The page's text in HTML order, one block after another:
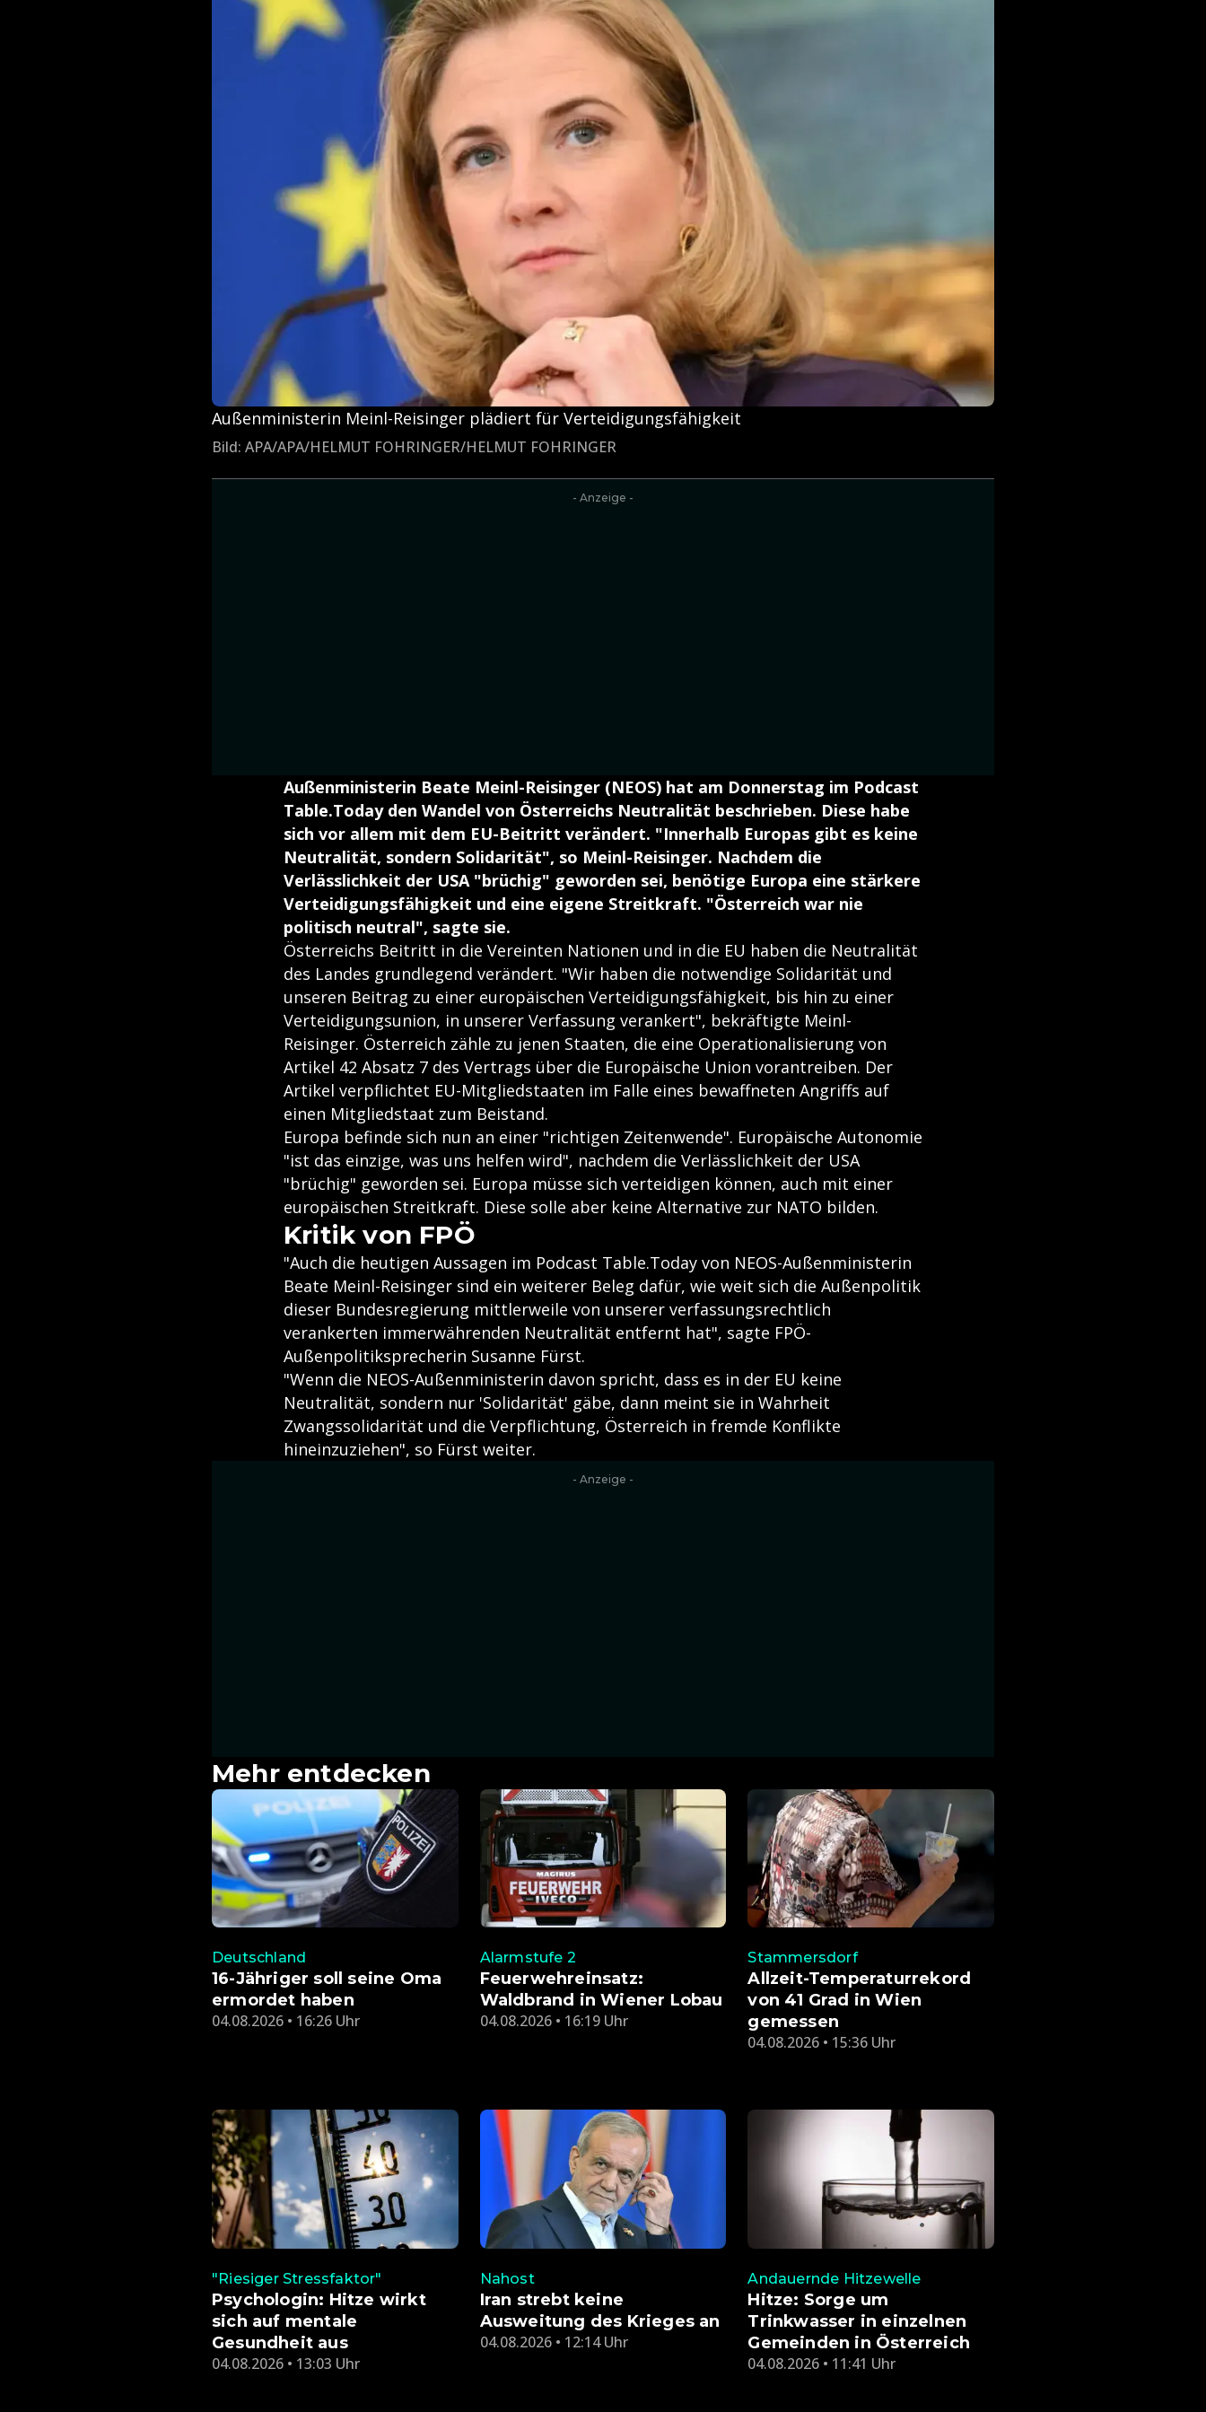
Außenministerin Meinl-Reisinger plädiert für Verteidigungsfähigkeit
Bild: APA/APA/HELMUT FOHRINGER/HELMUT FOHRINGER
- Anzeige -
Außenministerin Beate Meinl-Reisinger (NEOS) hat am Donnerstag im Podcast
Table.Today den Wandel von Österreichs Neutralität beschrieben. Diese habe
sich vor allem mit dem EU-Beitritt verändert. "Innerhalb Europas gibt es keine
Neutralität, sondern Solidarität", so Meinl-Reisinger. Nachdem die
Verlässlichkeit der USA "brüchig" geworden sei, benötige Europa eine stärkere
Verteidigungsfähigkeit und eine eigene Streitkraft. "Österreich war nie
politisch neutral", sagte sie.
Österreichs Beitritt in die Vereinten Nationen und in die EU haben die Neutralität
des Landes grundlegend verändert. "Wir haben die notwendige Solidarität und
unseren Beitrag zu einer europäischen Verteidigungsfähigkeit, bis hin zu einer
Verteidigungsunion, in unserer Verfassung verankert", bekräftigte Meinl-
Reisinger. Österreich zähle zu jenen Staaten, die eine Operationalisierung von
Artikel 42 Absatz 7 des Vertrags über die Europäische Union vorantreiben. Der
Artikel verpflichtet EU-Mitgliedstaaten im Falle eines bewaffneten Angriffs auf
einen Mitgliedstaat zum Beistand.
Europa befinde sich nun an einer "richtigen Zeitenwende". Europäische Autonomie
"ist das einzige, was uns helfen wird", nachdem die Verlässlichkeit der USA
"brüchig" geworden sei. Europa müsse sich verteidigen können, auch mit einer
europäischen Streitkraft. Diese solle aber keine Alternative zur NATO bilden.
Kritik von FPÖ
"Auch die heutigen Aussagen im Podcast Table.Today von NEOS-Außenministerin
Beate Meinl-Reisinger sind ein weiterer Beleg dafür, wie weit sich die Außenpolitik
dieser Bundesregierung mittlerweile von unserer verfassungsrechtlich
verankerten immerwährenden Neutralität entfernt hat", sagte FPÖ-
Außenpolitiksprecherin Susanne Fürst.
"Wenn die NEOS-Außenministerin davon spricht, dass es in der EU keine
Neutralität, sondern nur 'Solidarität' gäbe, dann meint sie in Wahrheit
Zwangssolidarität und die Verpflichtung, Österreich in fremde Konflikte
hineinzuziehen", so Fürst weiter.
- Anzeige -
Mehr entdecken
Deutschland
16-Jähriger soll seine Oma
ermordet haben
04.08.2026 • 16:26 Uhr
Alarmstufe 2
Feuerwehreinsatz:
Waldbrand in Wiener Lobau
04.08.2026 • 16:19 Uhr
Stammersdorf
Allzeit-Temperaturrekord
von 41 Grad in Wien
gemessen
04.08.2026 • 15:36 Uhr
"Riesiger Stressfaktor"
Psychologin: Hitze wirkt
sich auf mentale
Gesundheit aus
04.08.2026 • 13:03 Uhr
Nahost
Iran strebt keine
Ausweitung des Krieges an
04.08.2026 • 12:14 Uhr
Andauernde Hitzewelle
Hitze: Sorge um
Trinkwasser in einzelnen
Gemeinden in Österreich
04.08.2026 • 11:41 Uhr